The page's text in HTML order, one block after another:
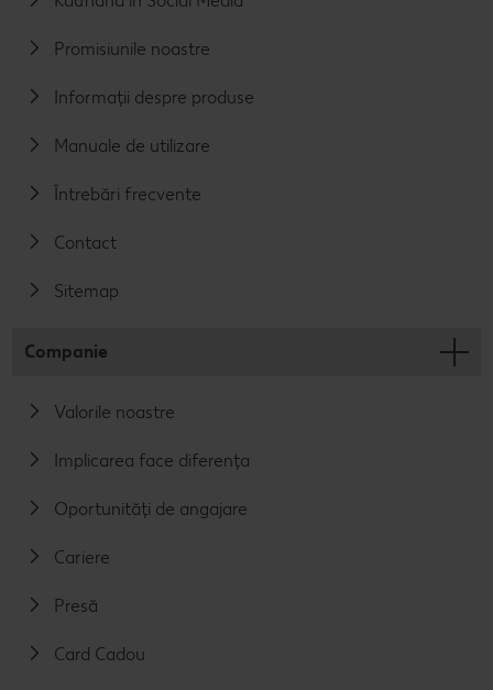
Promisiunile noastre
Informații despre produse
Manuale de utilizare
Întrebări frecvente
Contact
Sitemap
Companie
Valorile noastre
Implicarea face diferența
Oportunități de angajare
Cariere
Presă
Card Cadou